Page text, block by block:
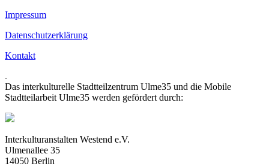
Impressum
Datenschutzerklärung
Kontakt
.
Das interkulturelle Stadtteilzentrum Ulme35 und die Mobile
Stadtteilarbeit Ulme35 werden gefördert durch:
Interkulturanstalten Westend e.V.
Ulmenallee 35
14050 Berlin